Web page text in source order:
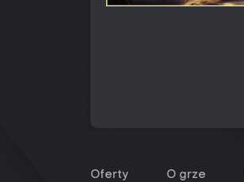
Oferty O grze